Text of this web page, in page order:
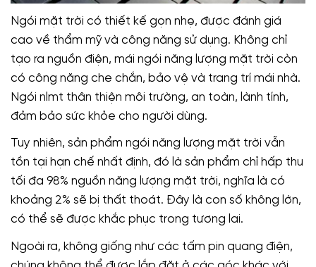
Ngói mặt trời có thiết kế gọn nhẹ, được đánh giá
cao về thẩm mỹ và công năng sử dụng. Không chỉ
tạo ra nguồn điện, mái ngói năng lượng mặt trời còn
có công năng che chắn, bảo vệ và trang trí mái nhà.
Ngói nlmt thân thiện môi trường, an toàn, lành tính,
đảm bảo sức khỏe cho người dùng.
Tuy nhiên, sản phẩm ngói năng lượng mặt trời vẫn
tồn tại hạn chế nhất định, đó là sản phẩm chỉ hấp thu
tối đa 98% nguồn năng lượng mặt trời, nghĩa là có
khoảng 2% sẽ bị thất thoát. Đây là con số không lớn,
có thể sẽ được khắc phục trong tương lai.
Ngoài ra, không giống như các tấm pin quang điện,